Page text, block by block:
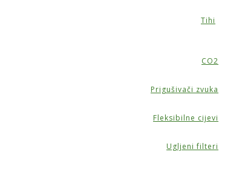
Tihi
CO2
Prigušivači zvuka
Fleksibilne cijevi
Ugljeni filteri